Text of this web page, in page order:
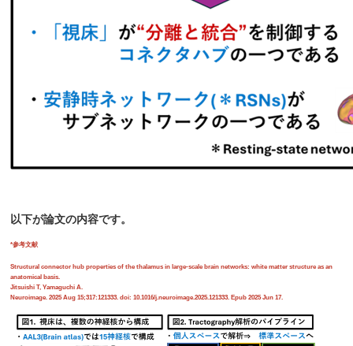
以下が論文の内容です。
*参考文献
Structural connector hub properties of the thalamus in large-scale brain networks: white matter structure as an
anatomical basis.
Jitsuishi T, Yamaguchi A.
Neuroimage. 2025 Aug 15;317:121333. doi: 10.1016/j.neuroimage.2025.121333. Epub 2025 Jun 17.